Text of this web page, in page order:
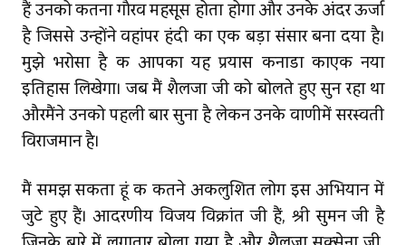
हैं उनको कितना गौरव महसूस होता होगा और उनके अंदर ऊर्जा
है जिससे उन्होंने वहांपर हिंदी का एक बड़ा संसार बना दिया है।
मुझे भरोसा है कि आपका यह प्रयास कनाडा काएक नया
इतिहास लिखेगा। जब मैं शैलजा जी को बोलते हुए सुन रहा था
औरमैंने उनको पहली बार सुना है लेकिन उनके वाणीमें सरस्‍वती
विराजमान है।
मैं समझ सकता हूं कि कितने अकलुशित लोग इस अभियान में
जुटे हुए हैं। आदरणीय विजय विक्रांत जी हैं, श्री सुमन जी है